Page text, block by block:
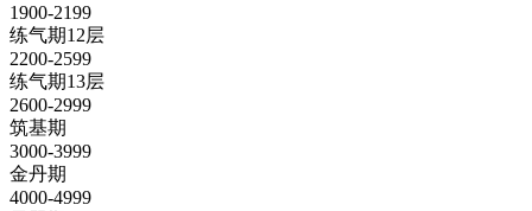
1900-2199
练气期12层
2200-2599
练气期13层
2600-2999
筑基期
3000-3999
金丹期
4000-4999